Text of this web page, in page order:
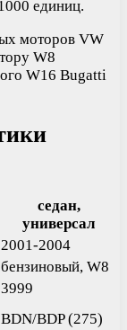
единиц.
моторов VW
W8
W16 Bugatti
седан,
универсал
2001-2004
бензиновый, W8
3999
BDN/BDP (275)